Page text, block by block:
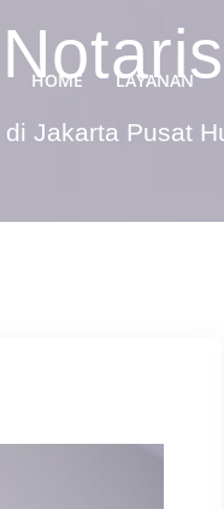
HOME LAYANAN
Jakarta Pusat